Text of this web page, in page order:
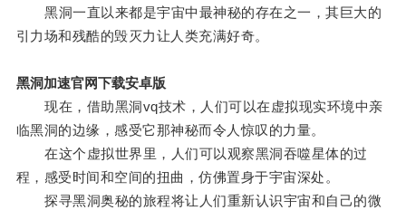
黑洞一直以来都是宇宙中最神秘的存在之一，其巨大的
引力场和残酷的毁灭力让人类充满好奇。
黑洞加速官网下载安卓版
现在，借助黑洞vq技术，人们可以在虚拟现实环境中亲
临黑洞的边缘，感受它那神秘而令人惊叹的力量。
在这个虚拟世界里，人们可以观察黑洞吞噬星体的过
程，感受时间和空间的扭曲，仿佛置身于宇宙深处。
探寻黑洞奥秘的旅程将让人们重新认识宇宙和自己的微